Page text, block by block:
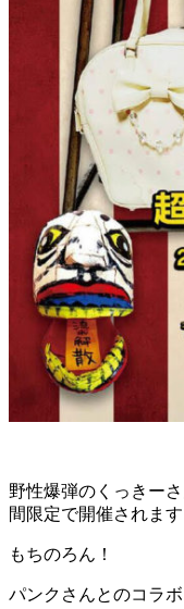
野性爆弾のくっきー
間限定で開催されます
もちのろん！
パンクさんとのコラ